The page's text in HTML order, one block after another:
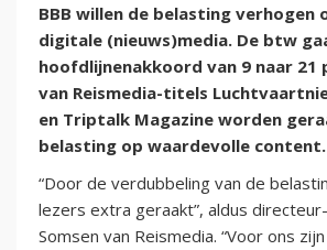
BBB willen de belasting verhogen
digitale (nieuws)media. De btw
hoofdlijnenakkoord van 9 naar 21
van Reismedia-titels
en Triptalk Magazine worden
belasting op waardevolle content.
“Door de verdubbeling van de
lezers extra geraakt”, aldus
Somsen van Reismedia. “Voor ons